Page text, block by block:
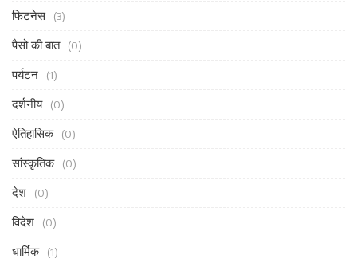
फिटनेस (3)
पैसो की बात (0)
पर्यटन (1)
दर्शनीय (0)
ऐतिहासिक (0)
सांस्कृतिक (0)
देश (0)
विदेश (0)
धार्मिक (1)